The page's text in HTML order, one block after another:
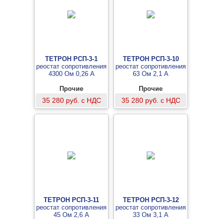
ТЕТРОН РСП-3-1
реостат сопротивления
4300 Ом 0,26 А
Прочие
35 280 руб. с НДС
ТЕТРОН РСП-3-10
реостат сопротивления
63 Ом 2,1 А
Прочие
35 280 руб. с НДС
ТЕТРОН РСП-3-11
реостат сопротивления
45 Ом 2,6 А
ТЕТРОН РСП-3-12
реостат сопротивления
33 Ом 3,1 А